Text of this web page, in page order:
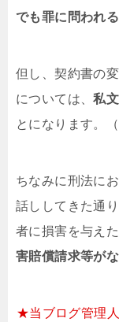
でも罪に問われ
但し、契約書の
については、私
とになります。
ちなみに刑法に
話ししてきた通
者に損害を与え
害賠償請求等が
★当ブログ管理